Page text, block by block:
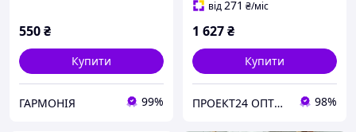
550₴
Купити
ГАРМОНІЯ 99%
від271 ₴/міс
1 627₴
Купити
ПРОЕКТ24 ОПТОВО РОЗДРІБНА КОМПАНІЯ 98%